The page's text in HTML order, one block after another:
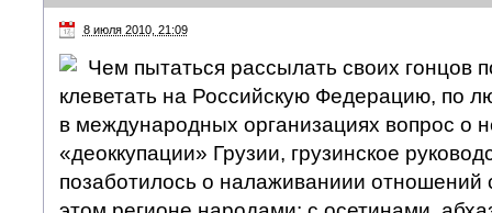
8 июля 2010, 21:09
Чем пытаться рассылать своих гонцов
клеветать на Российскую Федерацию, по
в международных организациях вопрос о
«деоккупации» Грузии, грузинское
позаботилось о налаживаниии